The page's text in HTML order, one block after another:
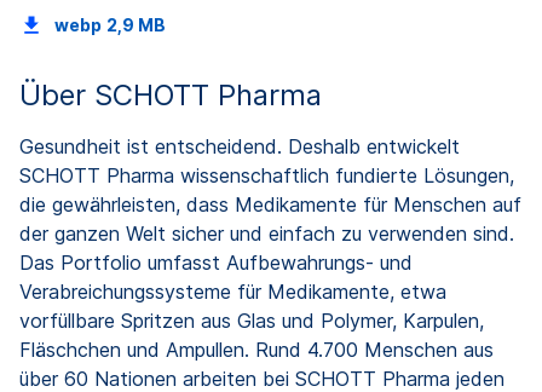
webp 2,9 MB
Über SCHOTT Pharma
Gesundheit ist entscheidend. Deshalb entwickelt
SCHOTT Pharma wissenschaftlich fundierte Lösungen,
die gewährleisten, dass Medikamente für Menschen auf
der ganzen Welt sicher und einfach zu verwenden sind.
Das Portfolio umfasst Aufbewahrungs- und
Verabreichungssysteme für Medikamente, etwa
vorfüllbare Spritzen aus Glas und Polymer, Karpulen,
Fläschchen und Ampullen. Rund 4.700 Menschen aus
über 60 Nationen arbeiten bei SCHOTT Pharma jeden